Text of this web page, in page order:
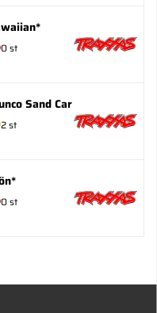
0 st
Sand Car
2 st
0 st